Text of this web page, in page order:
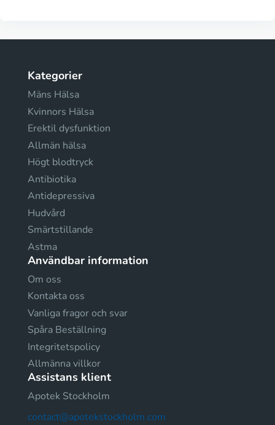
Kategorier
Mäns Hälsa
Kvinnors Hälsa
Erektil dysfunktion
Allmän hälsa
Högt blodtryck
Antibiotika
Antidepressiva
Hudvård
Smärtstillande
Astma
Användbar information
Om oss
Kontakta oss
Vanliga fragor och svar
Spåra Beställning
Integritetspolicy
Allmänna villkor
Assistans klient
Apotek Stockholm
contact@apotekstockholm.com